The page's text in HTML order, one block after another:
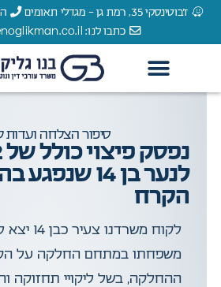
ז'בוטינסקי 35, רמת גן - מגדלי תאומים
כתבו לנו: office@benoglikman.co.il
סיפור הצלחה ועדות
לנער בן 14
הקרח
לקוח
משפחתו במתחם החלקה על
ההחלקה, בשל ליקויי תחזוקה